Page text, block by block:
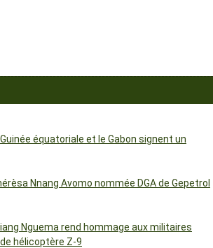
équatoriale et le Gabon signent un
Nnang Avomo nommée DGA de Gepetrol
Nguema rend hommage aux militaires
hélicoptère Z-9